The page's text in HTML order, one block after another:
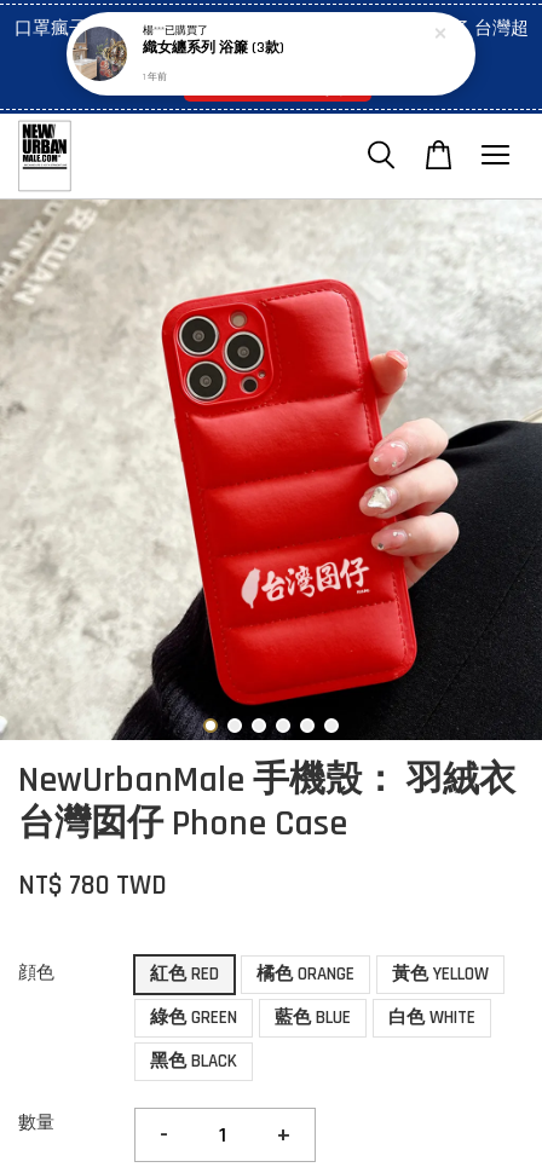
口罩瘋子官網, 放心訂購! 香港澳門信用卡付費已經開啓了 台灣超
市貨到付款也是!
NewUrbanMale 手機殼： 羽絨衣
台灣囡仔 Phone Case
NT$ 780 TWD
顔色 紅色 RED 橘色 ORANGE
黃色 YELLOW
綠色 GREEN
藍色 BLUE
白色 WHITE
黑色 BLACK
數量 - +
楊***已購買了
織女纏系列 浴簾 (3款)
1 年前